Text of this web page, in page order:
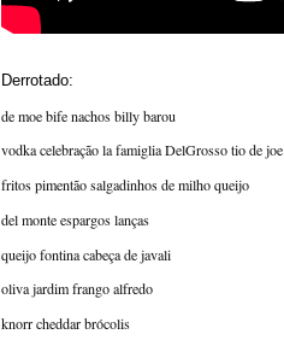
Derrotado:
de moe bife nachos billy barou
vodka celebração la famiglia DelGrosso tio de joe
fritos pimentão salgadinhos de milho queijo
del monte espargos lanças
queijo fontina cabeça de javali
oliva jardim frango alfredo
knorr cheddar brócolis